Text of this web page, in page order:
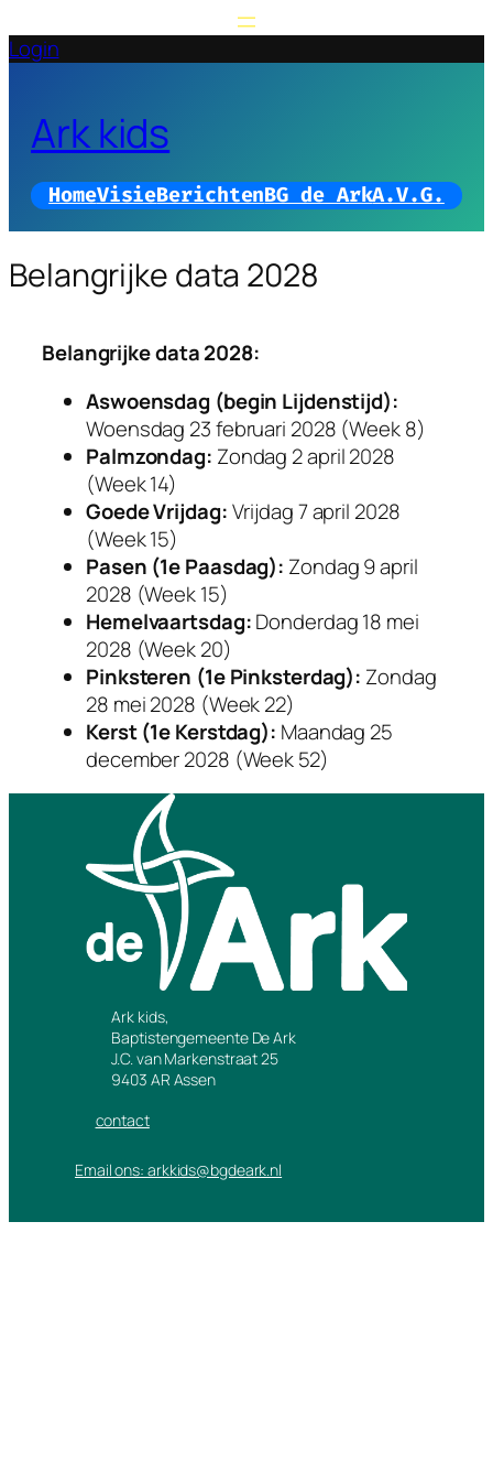
Login
Ark kids
HomeVisieBerichtenBG de ArkA.V.G.
Belangrijke data 2028
Belangrijke data 2028:
Aswoensdag (begin Lijdenstijd):
Woensdag 23 februari 2028 (Week 8)
Palmzondag: Zondag 2 april 2028
(Week 14)
Goede Vrijdag:Vrijdag 7 april 2028
(Week 15)
Pasen (1e Paasdag): Zondag 9 april
2028 (Week 15)
Hemelvaartsdag:Donderdag 18 mei
2028 (Week 20)
Pinksteren (1e Pinksterdag): Zondag
28 mei 2028 (Week 22)
Kerst (1e Kerstdag): Maandag 25
december 2028 (Week 52)
Ark kids,
Baptistengemeente De Ark
J.C. van Markenstraat 25
9403 AR Assen
contact
Email ons: arkkids@bgdeark.nl